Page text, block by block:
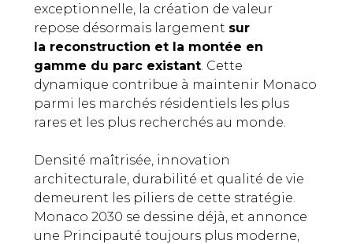
exceptionnelle, la création de valeur
repose désormais largement sur
la reconstruction et la montée en
gamme du parc existant. Cette
dynamique contribue à maintenir Monaco
parmi les marchés résidentiels les plus
rares et les plus recherchés au monde.
Densité maîtrisée, innovation
architecturale, durabilité et qualité de vie
demeurent les piliers de cette stratégie.
Monaco 2030 se dessine déjà, et annonce
une Principauté toujours plus moderne,